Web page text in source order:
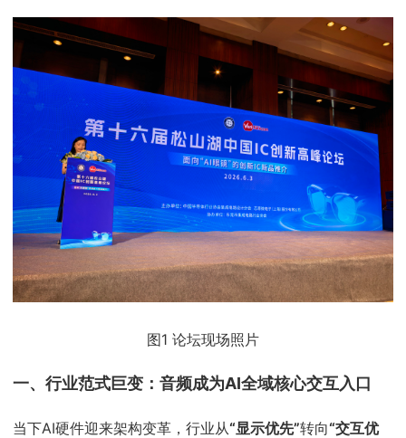
图1 论坛现场照片
一、行业范式巨变：音频成为AI全域核心交互入口
当下AI硬件迎来架构变革，行业从“显示优先”转向“交互优